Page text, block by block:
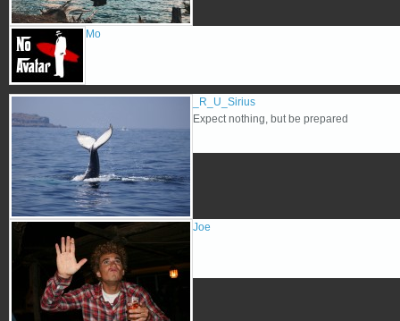
Mo
_R_U_Sirius
Expect nothing, but be prepared
Joe